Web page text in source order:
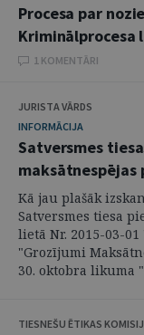
Procesa par
Kriminālprocesa
1 KOMENTĀRI
JURISTA VĀRDS
INFORMĀCIJA
Satversmes
Kā jau plašāk
Satversmes tiesa
lietā Nr. 2015-03-
"Grozījumi
30. oktobra likuma
TIESNEŠU ĒTIKAS